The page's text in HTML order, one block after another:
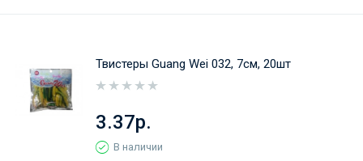
Твистеры Guang Wei 032, 7см, 20шт
3.37р.
В наличии